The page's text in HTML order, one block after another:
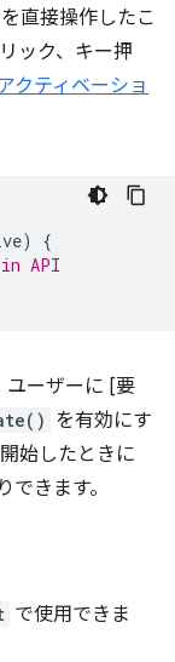
直接操作したこ
ック、キー押
クティベーショ
)
{
API
ユーザーに [要
を有効にす
始したときに
きます。
で使用できま